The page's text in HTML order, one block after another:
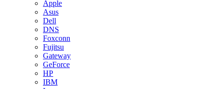
Apple
Asus
Dell
DNS
Foxconn
Fujitsu
Gateway
GeForce
HP
IBM